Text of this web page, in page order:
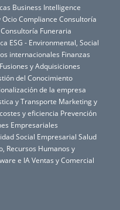
Business Intelligence
OcioCompliance Consultoría
Consultoría Funeraria
ESG - Environmental, Social
internacionales Finanzas
Fusiones y Adquisiciones
del Conocimiento
de la empresa
y Transporte Marketing y
y eficiencia Prevención
Empresariales
Social Empresarial Salud
Recursos Humanos y
e IA Ventas y Comercial